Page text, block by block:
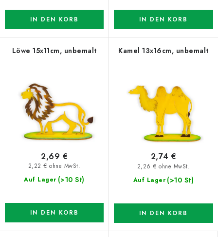
g
IN DEN KORB IN DEN KORB
Löwe 15x11cm, unbemalt
Auf Lager (>10 St)
2,22 € ohne MwSt.
2,69 €
IN DEN KORB
Kamel 13x16cm, unbemalt
Auf Lager (>10 St)
2,26 € ohne MwSt.
2,74 €
IN DEN KORB